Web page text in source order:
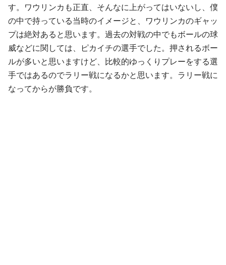
す。ワウリンカも正直、そんなに上がってはいないし、僕
の中で持っている当時のイメージと、ワウリンカのギャッ
プは絶対あると思います。過去の対戦の中でもボールの球
威などに関しては、ピカイチの選手でした。押されるボー
ルが多いと思いますけど、比較的ゆっくりプレーをする選
手ではあるのでラリー戦になるかと思います。ラリー戦に
なってからが勝負です。